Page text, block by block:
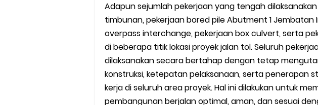
Adapun sejumlah pekerjaan yang tengah
timbunan, pekerjaan bored pile Abutment 1 Jembatan
overpass interchange, pekerjaan box culvert, serta
di beberapa titik lokasi proyek jalan tol. Seluruh
dilaksanakan secara bertahap dengan tetap
konstruksi, ketepatan pelaksanaan, serta penerapan
kerja di seluruh area proyek. Hal ini dilakukan untuk
pembangunan berjalan optimal, aman, dan sesuai